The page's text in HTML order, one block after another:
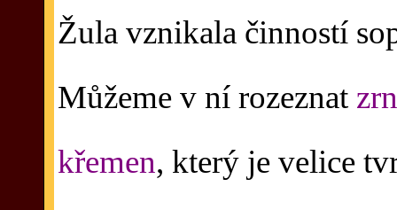
Žula vznikala činností
Můžeme v ní rozeznat
křemen, který je velice